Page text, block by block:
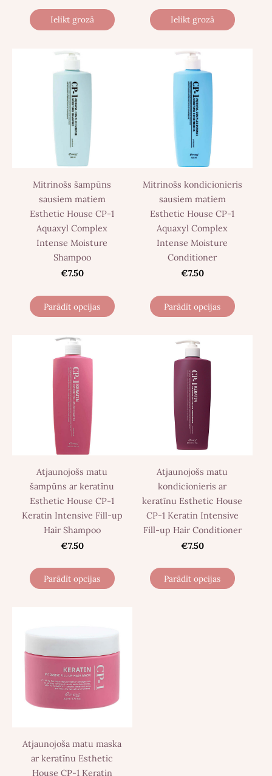
Ielikt grozā Ielikt grozā
Mitrinošs šampūns
sausiem matiem
Esthetic House CP-1
Aquaxyl Complex
Intense Moisture
Shampoo
€7.50
Parādīt opcijas
Mitrinošs kondicionieris
sausiem matiem
Esthetic House CP-1
Aquaxyl Complex
Intense Moisture
Conditioner
€7.50
Parādīt opcijas
Atjaunojošs matu
šampūns ar keratīnu
Esthetic House CP-1
Keratin Intensive Fill-up
Hair Shampoo
€7.50
Parādīt opcijas
Atjaunojošs matu
kondicionieris ar
keratīnu Esthetic House
CP-1 Keratin Intensive
Fill-up Hair Conditioner
€7.50
Parādīt opcijas
Atjaunojoša matu maska
ar keratīnu Esthetic
House CP-1 Keratin